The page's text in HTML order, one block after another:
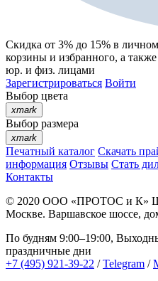
Скидка от 3% до 15% в
корзины и избранного, а
юр. и физ. лицами
Зарегистрироваться Войти
Выбор цвета
xmark
Выбор размера
xmark
Печатный каталог Скачать
информация Отзывы Стать
Контакты
© 2020 ООО «ПРОТОС и К»
Москве. Варшавское шоссе,
По будням 9:00–19:00,
праздничные дни
+7 (495) 921-39-22 /Telegram /